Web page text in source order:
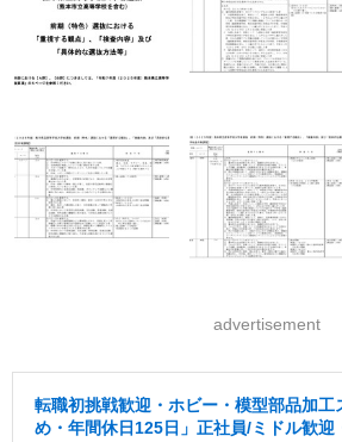
advertisement
転職初挑戦歓迎・ホビー・模型部品加工
め・年間休日125日」正社員/ミドル歓迎